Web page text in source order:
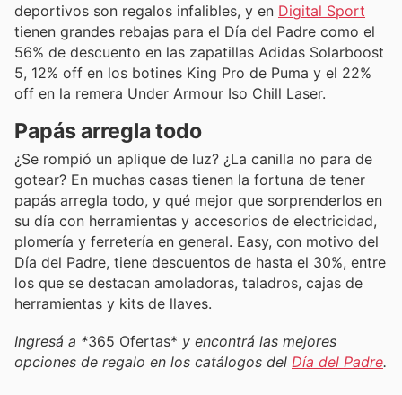
deportivos son regalos infalibles, y en Digital Sport
tienen grandes rebajas para el Día del Padre como el
56% de descuento en las zapatillas Adidas Solarboost
5, 12% off en los botines King Pro de Puma y el 22%
off en la remera Under Armour Iso Chill Laser.
Papás arregla todo
¿Se rompió un aplique de luz? ¿La canilla no para de
gotear? En muchas casas tienen la fortuna de tener
papás arregla todo, y qué mejor que sorprenderlos en
su día con herramientas y accesorios de electricidad,
plomería y ferretería en general. Easy, con motivo del
Día del Padre, tiene descuentos de hasta el 30%, entre
los que se destacan amoladoras, taladros, cajas de
herramientas y kits de llaves.
Ingresá a *365 Ofertas* y encontrá las mejores
opciones de regalo en los catálogos del Día del Padre.